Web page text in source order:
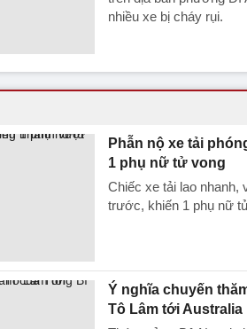
nhiều xe bị cháy rụi.
Phẫn nộ xe tải
1 phụ nữ tử vong
Chiếc xe tải lao nhanh,
trước, khiến 1 phụ nữ
Ý nghĩa chuyến
Tô Lâm tới Australia